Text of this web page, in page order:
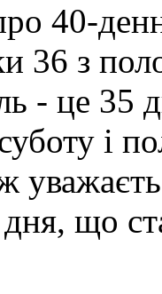
40-
36 з
- це
і
що